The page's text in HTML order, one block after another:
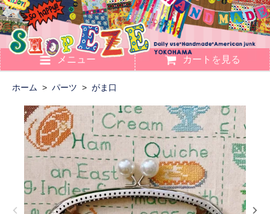
メニュー カートを見る
ホーム > パーツ > がま口